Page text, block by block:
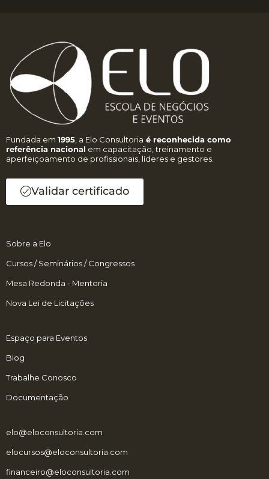
Fundada em 1995, a Elo Consultoria é reconhecida como
referência nacional em capacitação, treinamento e
aperfeiçoamento de profissionais, líderes e gestores.
Validar certificado
Sobre a Elo
Cursos / Seminários / Congressos
Mesa Redonda - Mentoria
Nova Lei de Licitações
Espaço para Eventos
Blog
Trabalhe Conosco
Documentação
elo@eloconsultoria.com
elocursos@eloconsultoria.com
financeiro@eloconsultoria.com